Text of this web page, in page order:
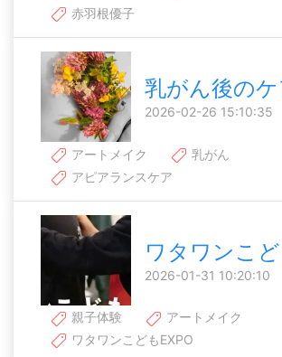
赤羽根優子
乳がん後のケ
2026-02-26 15:10:35
アートメイク
乳がん
アピアランスケア
ワタワンこ
2026-01-31 10:20:10
親子体験
アートメイク
ワタワンこどもEXPO